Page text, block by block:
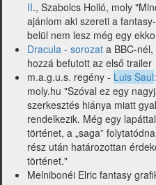
II., Szabolcs Holló, moly
ajánlom aki szereti a
belül nem lesz még egy
Dracula - sorozat a BBC-
hozzá befutott az első trailer
m.a.g.u.s. regény - Luis Saul
moly.hu "Szóval ez egy
szerkesztés hiánya miatt
rendelkezik. Még egy
történet, a „saga”
rész után határozottan
történet."
Melnibonéi Elric fantasy